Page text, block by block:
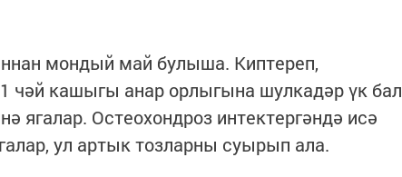
мондый май булыша. Киптереп,
чәй кашыгы анар орлыгына шулкадәр үк бал
ягалар. Остеохондроз интектергәндә исә
ул артык тозларны суырып ала.